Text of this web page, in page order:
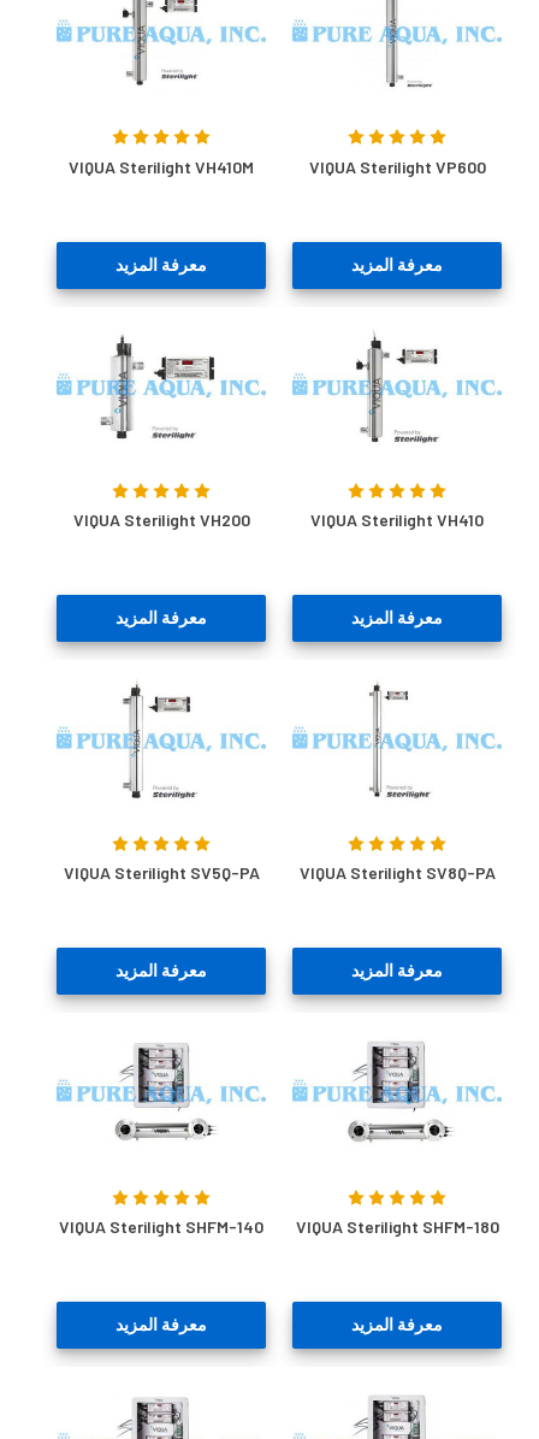
VIQUA Sterilight VP600
معرفة المزيد
VIQUA Sterilight VH410M
معرفة المزيد
VIQUA Sterilight VH410
معرفة المزيد
VIQUA Sterilight VH200
معرفة المزيد
VIQUA Sterilight SV8Q-PA
معرفة المزيد
VIQUA Sterilight SV5Q-PA
معرفة المزيد
VIQUA Sterilight SHFM-180
معرفة المزيد
VIQUA Sterilight SHFM-140
معرفة المزيد